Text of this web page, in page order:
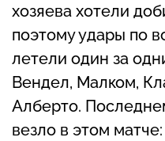
хозяева хотели
поэтому удары по
летели один за
Вендел, Малком,
Алберто.
везло в этом